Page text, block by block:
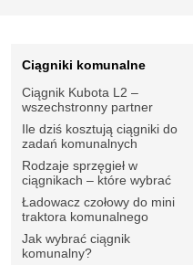
Ciągniki komunalne
Ciągnik Kubota L2 –
wszechstronny partner
Ile dziś kosztują ciągniki do
zadań komunalnych
Rodzaje sprzęgieł w
ciągnikach – które wybrać
Ładowacz czołowy do mini
traktora komunalnego
Jak wybrać ciągnik
komunalny?